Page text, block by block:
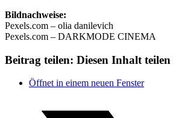
Bildnachweise:
Pexels.com – olia danilevich
Pexels.com – DARKMODE CINEMA
Beitrag teilen: Diesen Inhalt teilen
Öffnet in einem neuen Fenster